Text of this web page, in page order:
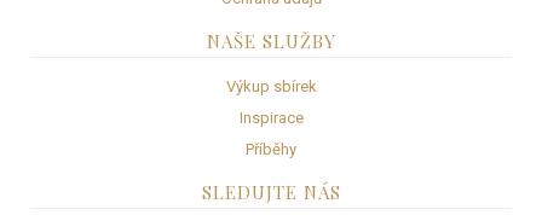
NAŠE SLUŽBY
Výkup sbírek
Inspirace
Příběhy
SLEDUJTE NÁS